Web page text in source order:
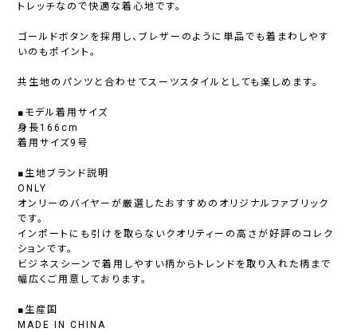
トレッチなので快適な着心地です。
ゴールドボタンを採用し、ブレザーのように単品でも着まわしやす
いのもポイント。
共生地のパンツと合わせてスーツスタイルとしても楽しめます。
■モデル着用サイズ
身長166cm
着用サイズ9号
■生地ブランド説明
ONLY
オンリーのバイヤーが厳選したおすすめのオリジナルファブリック
です。
インポートにも引けを取らないクオリティーの高さが好評のコレク
ションです。
ビジネスシーンで着用しやすい柄からトレンドを取り入れた柄まで
幅広くご用意しております。
■生産国
MADE IN CHINA